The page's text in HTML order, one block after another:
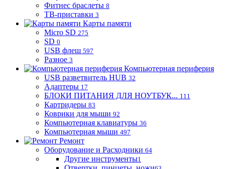
Фитнес браслеты 8
ТВ-приставки 3
Карты памяти
Micro SD 275
SD 0
USB флеш 597
Разное 3
Компьютерная периферия
USB разветвитель HUB 32
Адаптеры 17
БЛОКИ ПИТАНИЯ ДЛЯ НОУТБУК... 111
Картридеры 83
Коврики для мыши 92
Компьютерная клавиатуры 36
Компьютерная мыши 497
Ремонт
Оборудование и Расходники 64
Другие инструменты1